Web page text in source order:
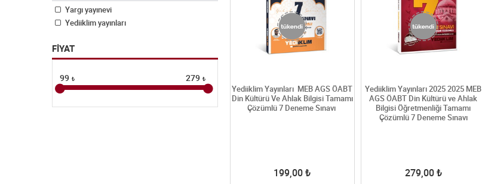
Yargı yayınevi
Yediiklim yayınları
FİYAT
99 ₺ 279₺
Yediiklim Yayınları MEB AGS ÖABT
Din Kültürü Ve Ahlak Bilgisi Tamamı
Çözümlü 7 Deneme Sınavı
199,00 ₺
Yediiklim Yayınları 2025 2025 MEB
AGS ÖABT Din Kültürü ve Ahlak
Bilgisi Öğretmenliği Tamamı
Çözümlü 7 Deneme Sınavı
279,00₺